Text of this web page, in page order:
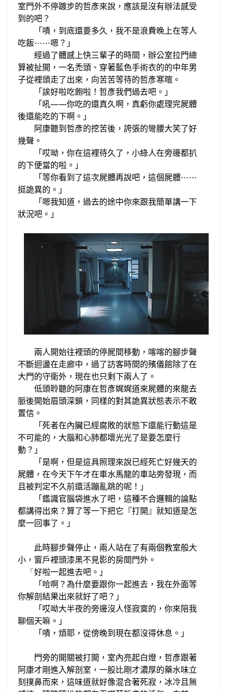
室門外不停踱步的哲彥來說，應該是沒有辦法感受
到的吧？
「 嘖，到底還要多久，我不是浪費晚上在等人
吃飯⋯⋯嗯？ 」
經過了體感上快三輩子的時間， 辦公室拉門總
算被扯開，一名禿頭 、穿著藍色手術衣的的中年男
子從裡頭走了出來 ，向苦苦等待的哲彥寒暄。
「誒好啦吃飽啦！ 哲彥我們過去吧。 」
「 吼——你吃的還真久啊， 真虧你處理完屍體
後還能吃的下啊。 」
阿康聽到哲彥的挖苦後，誇張的彎腰大笑了好
幾聲。
「哎呦，你在這裡待久了，小綠人在旁邊都扒
的下便當的啦 。 」
「等你看到了這次屍體再說吧， 這個屍體⋯⋯
挺詭異的。 」
「嗯我知道， 過去的途中你來跟我簡單講一下
狀況吧。 」
兩人開始往裡頭的停屍間移動，喀喀的腳步聲
不斷迴盪在走廊中 ， 過了訪客時間的殯儀館除了在
大門的守衛外， 現在也只剩下兩人了 。
低頭聆聽的阿康在哲彥娓娓道來屍體的來龍去
脈後開始眉頭深鎖， 同樣的對其詭異狀態表示不敢
置信。
「死者在內臟已經腐敗的狀態下還能行動這是
不可能的， 大腦和心肺都壞光光了是要怎麼行
動？」
「是啊，但是這具照理來說已經死亡好幾天的
屍體， 在今天下午才在車水馬龍的車站旁發現，而
且被判定不久前還活蹦亂跳的呢！ 」
「鑑識官腦袋進水了吧，這種不合邏輯的論點
都講得出來？算了等一下把它 『打開 』 就知道是怎
麼一回事了。」
此時腳步聲停止，兩人站在了有兩個教室般大
小 ，窗戶裡頭漆黑不見影的房間門外。
「 好啦一起進去吧。 」
「哈啊？為什麼要跟你一起進去，我在外面等
你解剖結果出來就好了吧？ 」
「哎呦大半夜的旁邊沒人怪寂寞的，你來陪我
聊個天嘛。」
「嘖，煩耶， 從傍晚到現在都沒得休息。 」
門旁的開關被打開， 室內亮起白燈， 哲彥跟著
阿康才剛進入解剖室， 一股比剛才濃厚的藥水味立
刻撲鼻而來， 這味道就好像混合著死寂， 冰冷且無